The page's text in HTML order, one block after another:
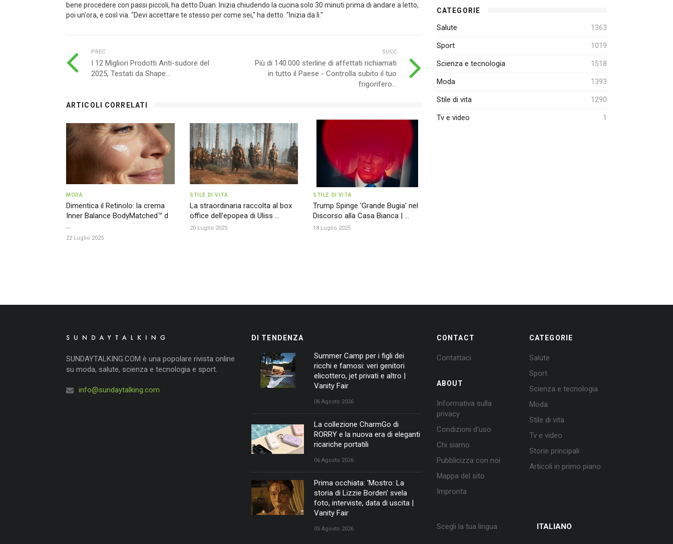
bene procedere con passi piccoli, ha detto Duan. Inizia chiudendo la cucina solo 30 minuti prima di andare a letto,
poi un'ora, e così via. "Devi accettare te stesso per come sei," ha detto. "Inizia da lì."
PREC
I 12 Migliori Prodotti Anti-sudore del
2025, Testati da Shape...
SUCC
Più di 140.000 sterline di affettati richiamati
in tutto il Paese - Controlla subito il tuo
frigorifero...
ARTICOLI CORRELATI
MODA
Dimentica il Retinolo: la crema
Inner Balance BodyMatched™ d
...
22 Luglio 2025
STILE DI VITA
La straordinaria raccolta al box
office dell'epopea di Uliss ...
20 Luglio 2025
STILE DI VITA
Trump Spinge 'Grande Bugia' nel
Discorso alla Casa Bianca | ...
18 Luglio 2025
CATEGORIE
Salute 1363
Sport 1019
Scienza e tecnologia 1518
Moda 1393
Stile di vita 1290
Tv e video 1
SUNDAYTALKING.COM è una popolare rivista online
su moda, salute, scienza e tecnologia e sport.
info@sundaytalking.com
DI TENDENZA
Summer Camp per i figli dei
ricchi e famosi: veri genitori
elicottero, jet privati e altro |
Vanity Fair
06 Agosto 2026
La collezione CharmGo di
RORRY e la nuova era di eleganti
ricariche portatili
06 Agosto 2026
Prima occhiata: 'Mostro: La
storia di Lizzie Borden' svela
foto, interviste, data di uscita |
Vanity Fair
05 Agosto 2026
CONTACT
Contattaci
ABOUT
Informativa sulla
privacy
Condizioni d'uso
Chi siamo
Pubblicizza con noi
Mappa del sito
Impronta
CATEGORIE
Salute
Sport
Scienza e tecnologia
Moda
Stile di vita
Tv e video
Storie principali
Articoli in primo piano
Scegli la tua lingua ITALIANO